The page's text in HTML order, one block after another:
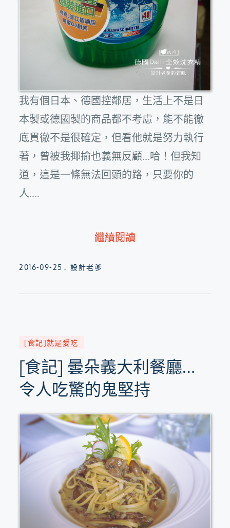
我有個日本、德國控鄰居，生活上不是日
本製或德國製的商品都不考慮，能不能徹
底貫徹不是很確定，但看他就是努力執行
著，曾被我揶揄也義無反顧...哈！但我知
道，這是一條無法回頭的路，只要你的
人....
繼續閱讀
Posted
2016-09-25 設計老爹
[食記]就是愛吃
[食記] 曇朵義大利餐廳…
令人吃驚的鬼堅持